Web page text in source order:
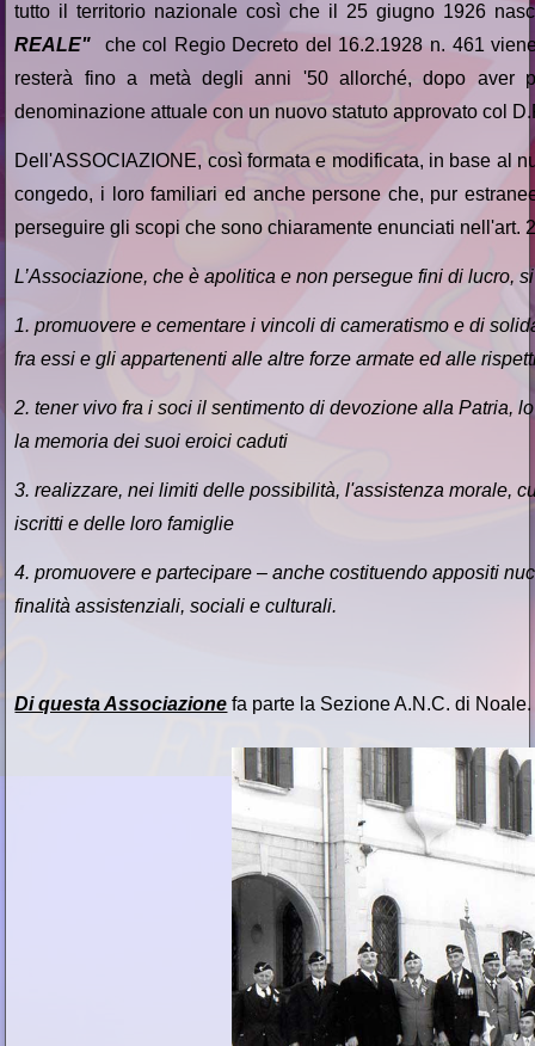
tutto il territorio nazionale così che il 25 giugno 1926
REALE"
che col Regio Decreto del 16.2.1928 n. 461
resterà fino a metà degli anni '50 allorché, dopo aver
denominazione attuale con un nuovo statuto approvato col
Dell'ASSOCIAZIONE, così formata e modificata, in base al
congedo, i loro familiari ed anche persone che, pur
perseguire gli scopi che sono chiaramente enunciati nell'art.
L’Associazione, che è apolitica e non persegue fini di lucro,
1. promuovere e cementare i vincoli di cameratismo e di
fra essi e gli appartenenti alle altre forze armate ed alle
2. tener vivo fra i soci il sentimento di devozione alla Patria,
la memoria dei suoi eroici caduti
3. realizzare, nei limiti delle possibilità, l'assistenza morale,
iscritti e delle loro famiglie
4. promuovere e partecipare – anche costituendo appositi
finalità assistenziali, sociali e culturali.
Di questa Associazione fa parte la Sezione A.N.C. di Noale.